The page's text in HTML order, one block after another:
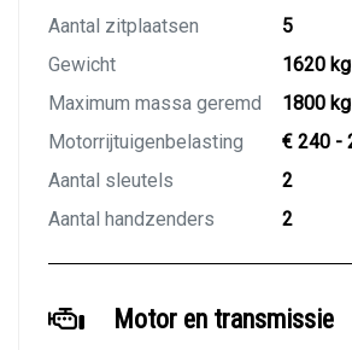
Aantal zitplaatsen
5
Gewicht
1620 kg
Maximum massa geremd
1800 kg
Motorrijtuigenbelasting
€ 240 -
Aantal sleutels
2
Aantal handzenders
2
Motor en transmissie